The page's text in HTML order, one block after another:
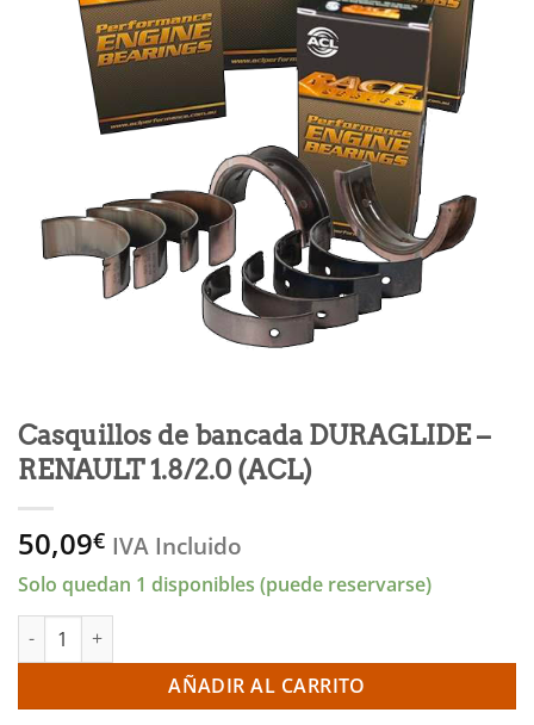
Casquillos de bancada DURAGLIDE –
RENAULT 1.8/2.0 (ACL)
50,09€ IVA Incluido
Solo quedan 1 disponibles (puede reservarse)
Casquillos de bancada DURAGLIDE - RENAULT 1.8/2.0 (ACL)
AÑADIR AL CARRITO